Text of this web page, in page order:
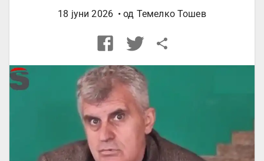
18 јуни 2026 • од Темелко Тошев